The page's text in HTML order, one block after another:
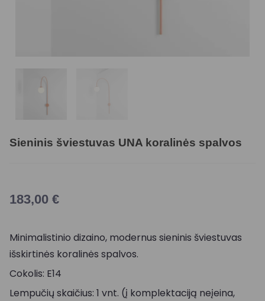
Sieninis šviestuvas UNA koralinės spalvos
183,00 €
Minimalistinio dizaino, modernus sieninis šviestuvas
išskirtinės koralinės spalvos.
Cokolis: E14
Lempučių skaičius: 1 vnt. (į komplektaciją neįeina,